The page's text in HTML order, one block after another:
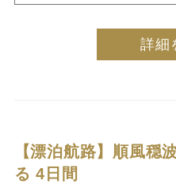
詳細
【漂泊航路】順風穏
る 4日間